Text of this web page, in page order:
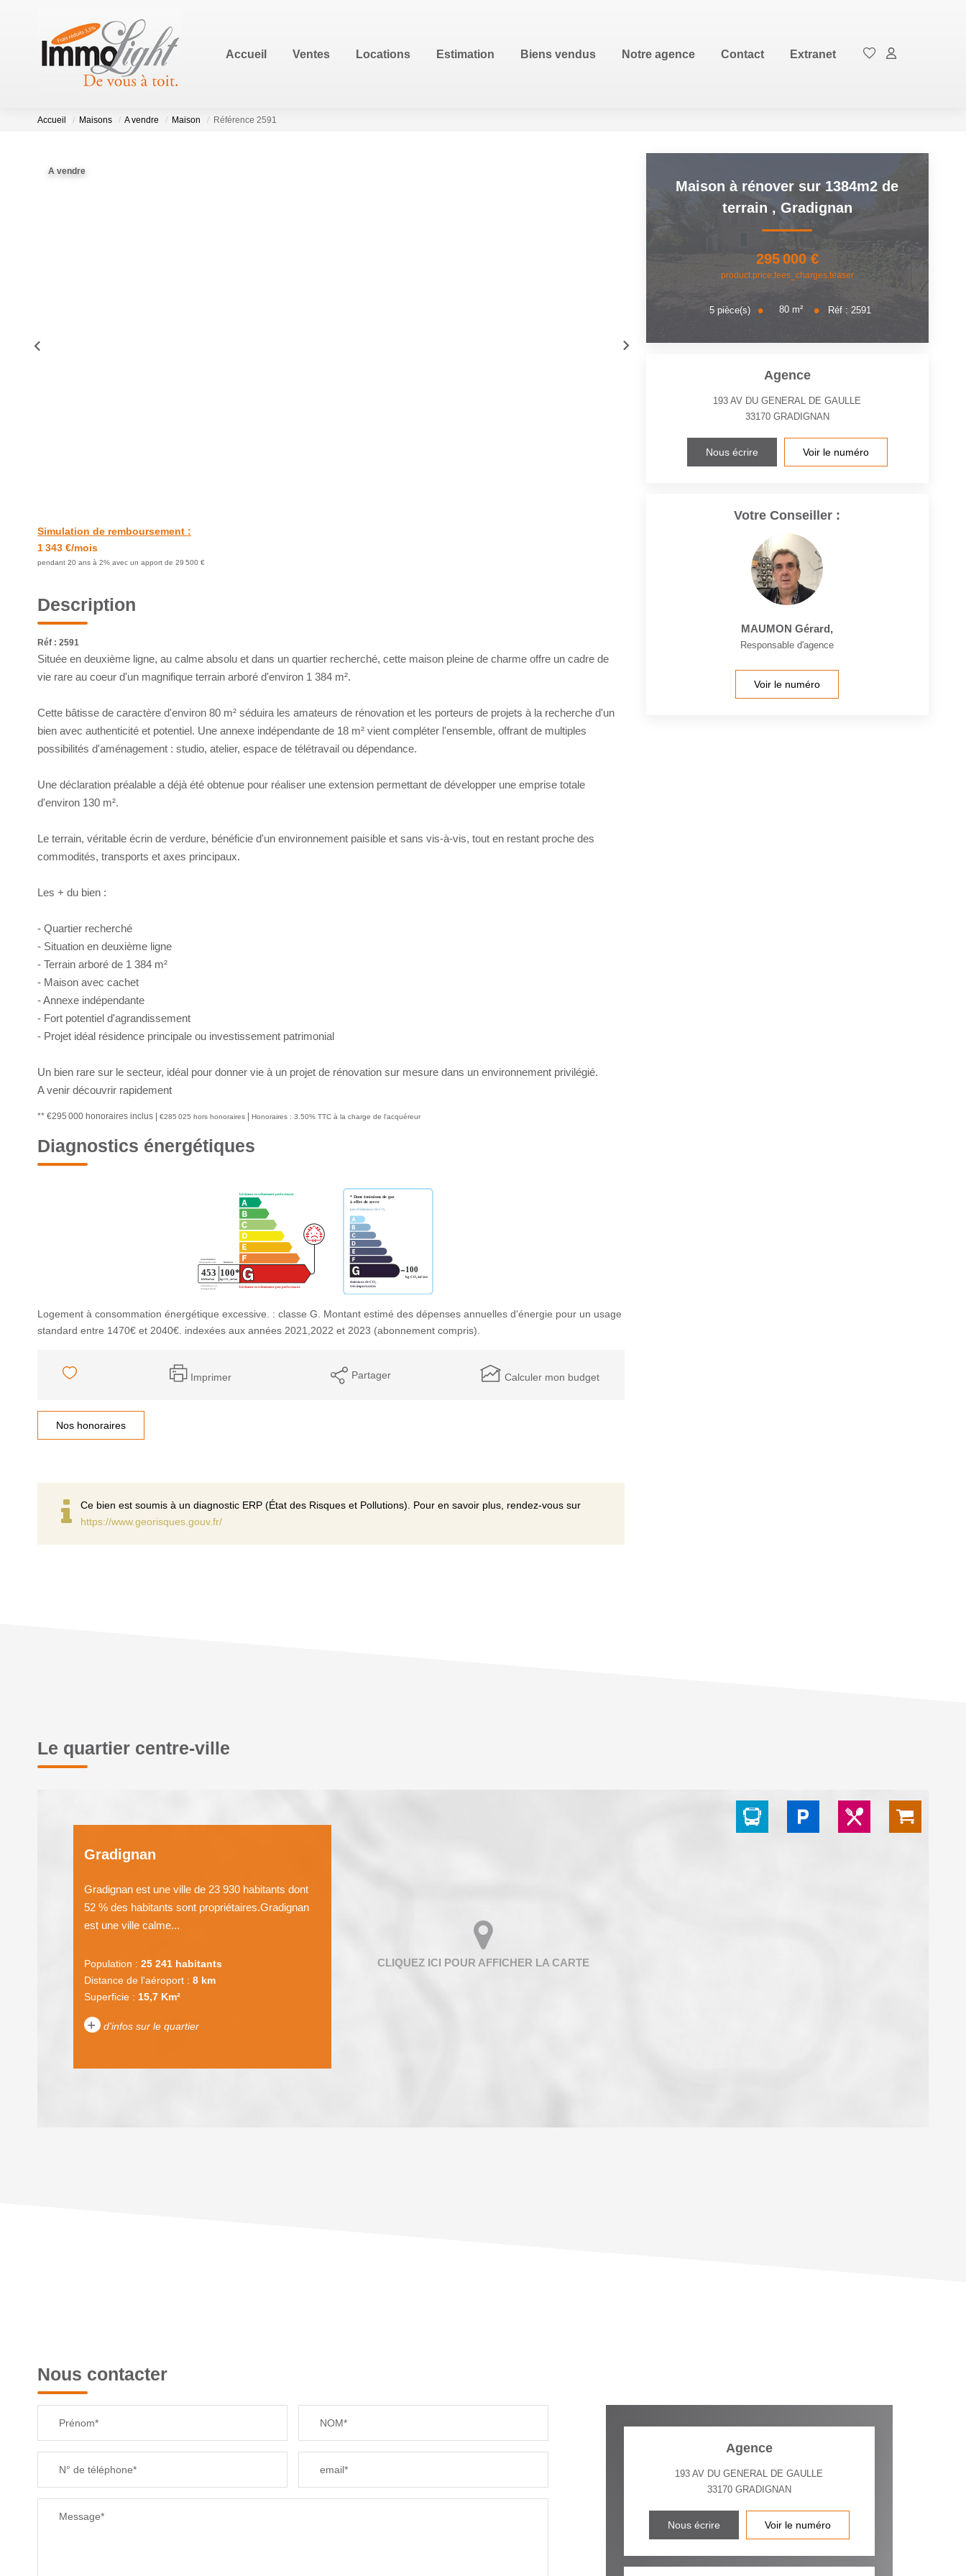
Accueil Ventes Locations Estimation Biens vendus Notre agence Contact Extranet
Accueil Maisons A vendre Maison Référence 2591
A vendre
Simulation de remboursement :
1 343 €/mois
pendant 20 ans à 2% avec un apport de 29 500 €
Description
Réf : 2591
Située en deuxième ligne, au calme absolu et dans un quartier recherché, cette maison pleine de charme offre un cadre de
vie rare au coeur d'un magnifique terrain arboré d'environ 1 384 m².
Cette bâtisse de caractère d'environ 80 m² séduira les amateurs de rénovation et les porteurs de projets à la recherche d'un
bien avec authenticité et potentiel. Une annexe indépendante de 18 m² vient compléter l'ensemble, offrant de multiples
possibilités d'aménagement : studio, atelier, espace de télétravail ou dépendance.
Une déclaration préalable a déjà été obtenue pour réaliser une extension permettant de développer une emprise totale
d'environ 130 m².
Le terrain, véritable écrin de verdure, bénéficie d'un environnement paisible et sans vis-à-vis, tout en restant proche des
commodités, transports et axes principaux.
Les + du bien :
- Quartier recherché
- Situation en deuxième ligne
- Terrain arboré de 1 384 m²
- Maison avec cachet
- Annexe indépendante
- Fort potentiel d'agrandissement
- Projet idéal résidence principale ou investissement patrimonial
Un bien rare sur le secteur, idéal pour donner vie à un projet de rénovation sur mesure dans un environnement privilégié.
A venir découvrir rapidement
** €295 000 honoraires inclus €285 025 hors honoraires Honoraires : 3.50% TTC à la charge de l'acquéreur
Diagnostics énergétiques
Logement à consommation énergétique excessive. : classe G. Montant estimé des dépenses annuelles d'énergie pour un usage
standard entre 1470€ et 2040€. indexées aux années 2021,2022 et 2023 (abonnement compris).
Imprimer Partager Calculer mon budget
Nos honoraires
Ce bien est soumis à un diagnostic ERP (État des Risques et Pollutions). Pour en savoir plus, rendez-vous sur
https://www.georisques.gouv.fr/
Maison à rénover sur 1384m2 de
terrain , Gradignan
295 000 €
product.price.fees_charges.teaser
5 pièce(s) 80 m² Réf : 2591
Agence
193 AV DU GENERAL DE GAULLE
33170 GRADIGNAN
Nous écrire Voir le numéro
Votre Conseiller :
MAUMON Gérard,
Responsable d'agence
Voir le numéro
Le quartier centre-ville
Gradignan
Gradignan est une ville de 23 930 habitants dont
52 % des habitants sont propriétaires.Gradignan
est une ville calme...
Population : 25 241 habitants
Distance de l'aéroport : 8 km
Superficie : 15,7 Km²
+ d'infos sur le quartier
Nous contacter
Prénom* NOM*
N° de téléphone* email*
Message*
Agence
193 AV DU GENERAL DE GAULLE
33170 GRADIGNAN
Nous écrire Voir le numéro